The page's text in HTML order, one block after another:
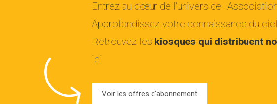
Entrez au cœur de l'univers de
Approfondissez votre connaissance du
Retrouvez les kiosques qui distribuent
ici
Voir les offres d'abonnement